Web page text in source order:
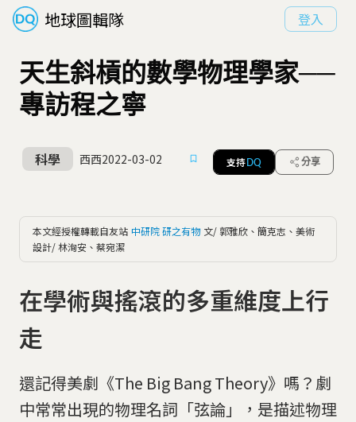
地球圖輯隊 登入
天生斜槓的數學物理學家──
專訪程之寧
科學 西西2022-03-02 支持 DQ 分享
本文經授權轉載自友站 中研院 研之有物 文/ 郭雅欣、簡克志、美術
設計/ 林洵安、蔡宛潔
在學術與搖滾的多重維度上行
走
還記得美劇《The Big Bang Theory》嗎？劇
中常常出現的物理名詞「弦論」，是描述物理